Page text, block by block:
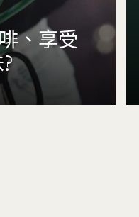
、享受